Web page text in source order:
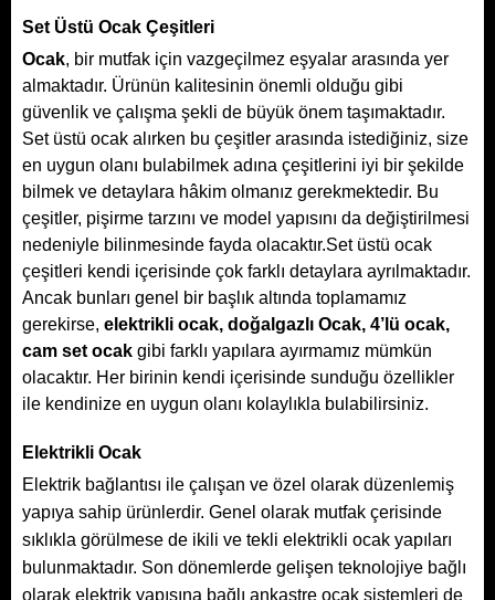
Set Üstü Ocak Çeşitleri
Ocak, bir mutfak için vazgeçilmez eşyalar arasında yer
almaktadır. Ürünün kalitesinin önemli olduğu gibi
güvenlik ve çalışma şekli de büyük önem taşımaktadır.
Set üstü ocak alırken bu çeşitler arasında istediğiniz, size
en uygun olanı bulabilmek adına çeşitlerini iyi bir şekilde
bilmek ve detaylara hâkim olmanız gerekmektedir. Bu
çeşitler, pişirme tarzını ve model yapısını da değiştirilmesi
nedeniyle bilinmesinde fayda olacaktır.Set üstü ocak
çeşitleri kendi içerisinde çok farklı detaylara ayrılmaktadır.
Ancak bunları genel bir başlık altında toplamamız
gerekirse, elektrikli ocak, doğalgazlı Ocak, 4’lü ocak,
cam set ocak gibi farklı yapılara ayırmamız mümkün
olacaktır. Her birinin kendi içerisinde sunduğu özellikler
ile kendinize en uygun olanı kolaylıkla bulabilirsiniz.
Elektrikli Ocak
Elektrik bağlantısı ile çalışan ve özel olarak düzenlemiş
yapıya sahip ürünlerdir. Genel olarak mutfak çerisinde
sıklıkla görülmese de ikili ve tekli elektrikli ocak yapıları
bulunmaktadır. Son dönemlerde gelişen teknolojiye bağlı
olarak elektrik yapısına bağlı ankastre ocak sistemleri de